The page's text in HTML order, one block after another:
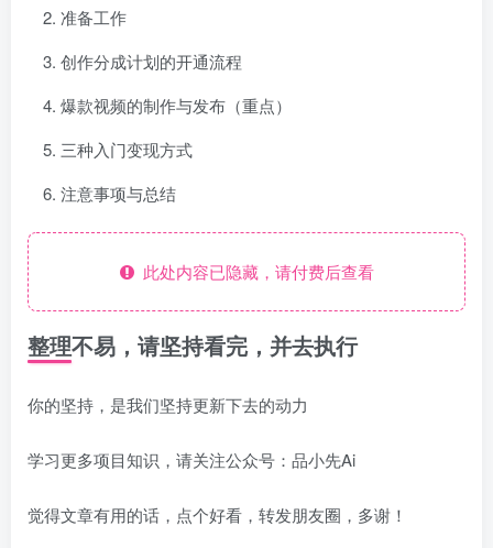
准备工作
创作分成计划的开通流程
爆款视频的制作与发布（重点）
三种入门变现方式
注意事项与总结
此处内容已隐藏，请付费后查看
整理不易，请坚持看完，并去执行
你的坚持，是我们坚持更新下去的动力
学习更多项目知识，请关注公众号：品小先Ai
觉得文章有用的话，点个好看，转发朋友圈，多谢！